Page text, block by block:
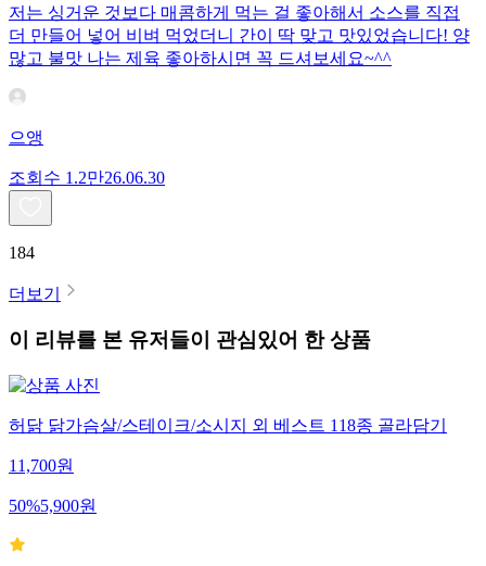
저는 싱거운 것보다 매콤하게 먹는 걸 좋아해서 소스를 직접
더 만들어 넣어 비벼 먹었더니 간이 딱 맞고 맛있었습니다! 양
많고 불맛 나는 제육 좋아하시면 꼭 드셔보세요~^^
으앵
조회수 1.2만26.06.30
184
더보기
이 리뷰를 본 유저들이 관심있어 한 상품
허닭 닭가슴살/스테이크/소시지 외 베스트 118종 골라담기
11,700원
50%5,900원